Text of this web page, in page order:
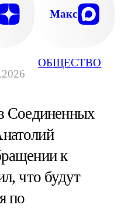
ОБЩЕСТВО
Макс
Соединенных
к
что будут
по